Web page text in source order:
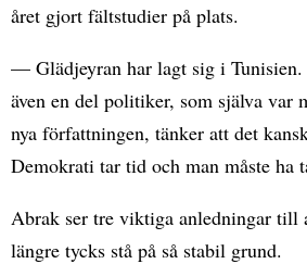
året gjort fältstudier på plats.
— Glädjeyran har lagt sig i Tunisien.
även en del politiker, som själva var
nya författningen, tänker att det
Demokrati tar tid och man måste ha
Abrak ser tre viktiga anledningar till
längre tycks stå på så stabil grund.